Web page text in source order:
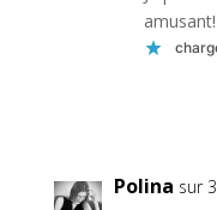
Polina sur